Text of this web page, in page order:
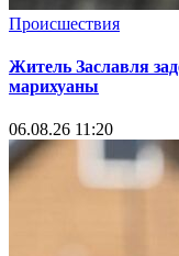
Происшествия
Житель Заславля
марихуаны
06.08.26 11:20